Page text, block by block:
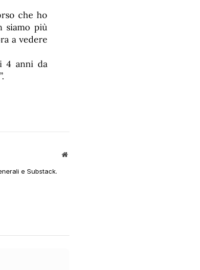
che ho
siamo più
a vedere
4 anni da
Sito
e Substack.